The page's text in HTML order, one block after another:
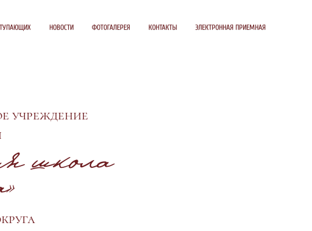
НОВОСТИ ФОТОГАЛЕРЕЯ КОНТАКТЫ ЭЛЕКТРОННАЯ ПРИЕМНАЯ